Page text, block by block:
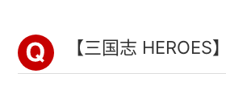
【三国志 HEROES